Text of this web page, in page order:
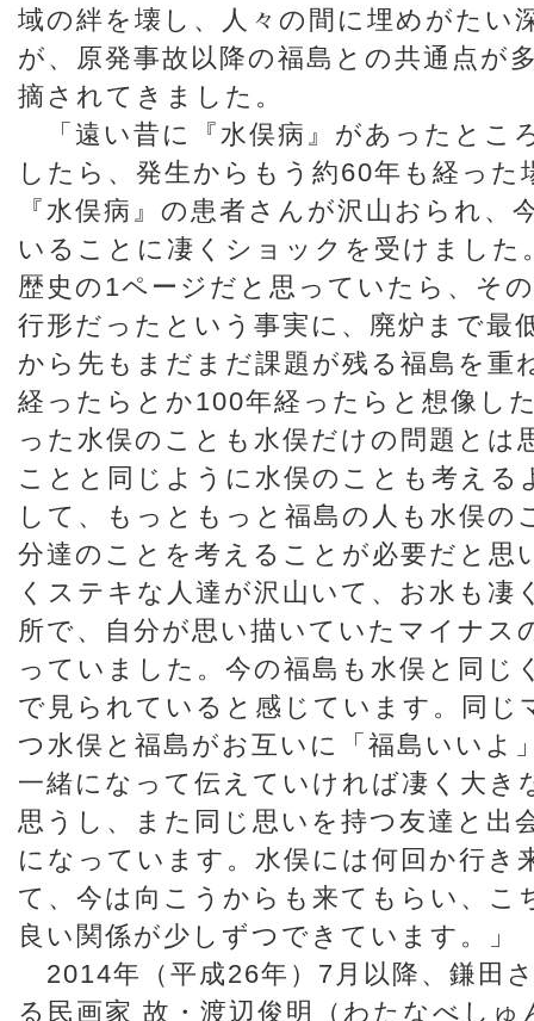
域の絆を壊し、人々の間に埋めがたい
が、原発事故以降の福島との共通点が
摘されてきました。
「遠い昔に『水俣病』があったとこ
したら、発生からもう約60年も経った
『水俣病』の患者さんが沢山おられ、
いることに凄くショックを受けました
歴史の1ページだと思っていたら、そ
行形だったという事実に、廃炉まで最
から先もまだまだ課題が残る福島を重
経ったらとか100年経ったらと想像し
った水俣のことも水俣だけの問題とは
ことと同じように水俣のことも考える
して、もっともっと福島の人も水俣の
分達のことを考えることが必要だと思
くステキな人達が沢山いて、お水も凄
所で、自分が思い描いていたマイナス
っていました。今の福島も水俣と同じ
で見られていると感じています。同じ
つ水俣と福島がお互いに「福島いいよ
一緒になって伝えていければ凄く大き
思うし、また同じ思いを持つ友達と出
になっています。水俣には何回か行き
て、今は向こうからも来てもらい、こ
良い関係が少しずつできています。」
2014年（平成26年）7月以降、鎌田
る民画家 故・渡辺俊明（わたなべし